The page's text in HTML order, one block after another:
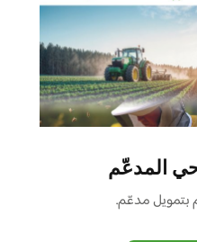
المدعّم
بتمويل مدعّم.